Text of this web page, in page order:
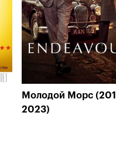
Молодой Морс
2023)